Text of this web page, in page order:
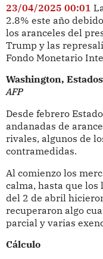
23/04/2025 00:01
2.8% este año
los aranceles del
Trump y las
Fondo Monetario
Washington,
AFP
Desde febrero
andanadas de
rivales, algunos de
contramedidas.
Al comienzo los
calma, hasta que los
del 2 de abril
recuperaron algo
parcial y varias
Cálculo